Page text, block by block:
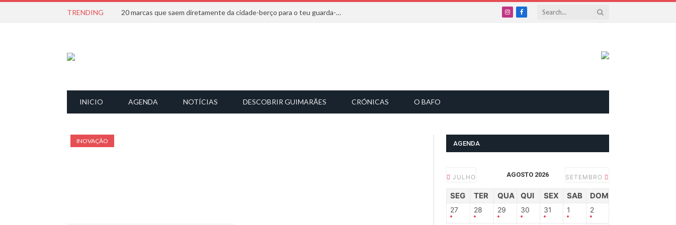
TRENDING 20 marcas que saem diretamente da cidade-berço para o teu guarda-roupa
InstagramFacebook
INICIO AGENDA NOTÍCIAS DESCOBRIR GUIMARÃES CRÓNICAS O BAFO
INOVAÇÃO AGENDA
JULHO AGOSTO 2026 SETEMBRO
SEG TER QUA QUI SEX SAB DOM
27 28 29 30 31 1 2